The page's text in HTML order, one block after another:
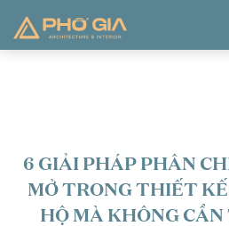
6 GIẢI PHÁP PHÂN
MỞ TRONG THIẾT
HỘ MÀ KHÔNG